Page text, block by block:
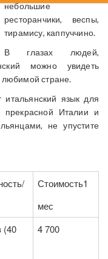
небольшие
ресторанчики, веспы,
тирамису, каппуччино.
В глазах людей,
можно увидеть
любимой стране.
язык для
прекрасной Италии и
не упустите
Стоимость1
мес
(40
4 700